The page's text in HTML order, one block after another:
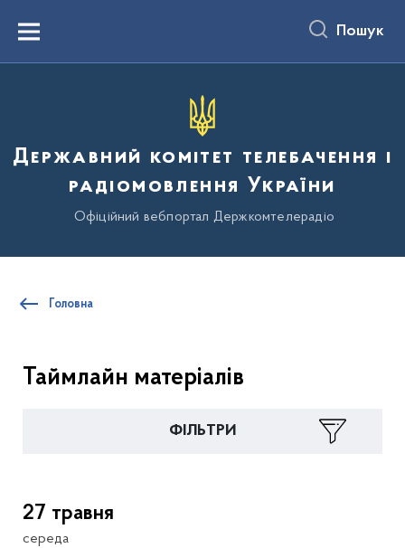
вмістуMenu Пошук
Державний комітет телебачення і
радіомовлення України
Офіційний вебпортал Держкомтелерадіо
Головна
Таймлайн матеріалів
ФІЛЬТРИ
27 травня
середа